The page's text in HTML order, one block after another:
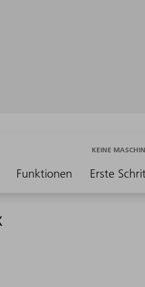
Funktionen Erste
KEINE